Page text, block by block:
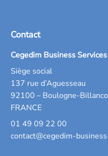
Contact
Cegedim Business Services
Siège social
137 rue d’Aguesseau
92100 – Boulogne-
FRANCE
01 49 09 22 00
contact@cegedim-